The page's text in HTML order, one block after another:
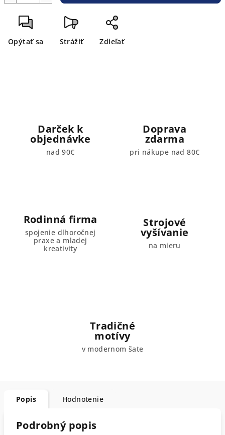
Opýtať sa Strážiť Zdieľať
Darček k
objednávke
nad 90€
Doprava
zdarma
pri nákupe nad 80€
Rodinná firma
spojenie dlhoročnej
praxe a mladej
kreativity
Strojové
vyšívanie
na mieru
Tradičné
motívy
v modernom šate
Popis Hodnotenie
Podrobný popis